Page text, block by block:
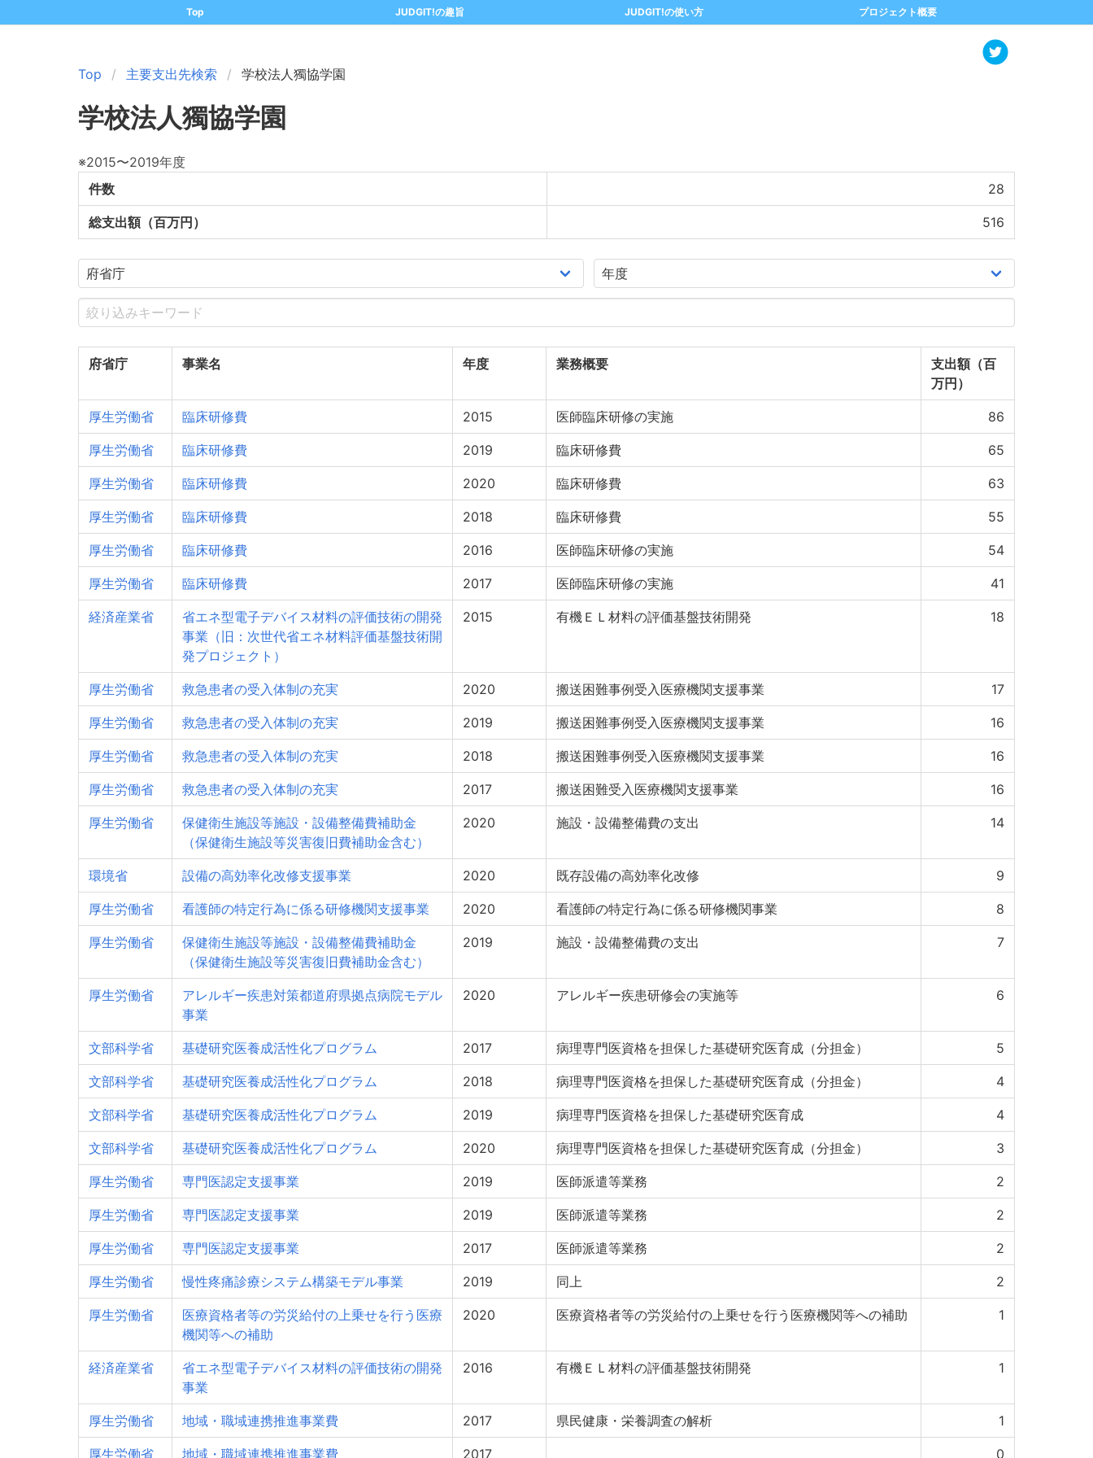
Top JUDGIT!の趣旨 JUDGIT!の使い方 プロジェクト概要
Top 主要支出先検索 学校法人獨協学園
学校法人獨協学園
※2015〜2019年度
件数
28
総支出額（百万円） 516
府省庁 事業名 年度 業務概要
支出額（百
万円）
厚生労働省 臨床研修費 2015 医師臨床研修の実施 86
厚生労働省 臨床研修費 2019 臨床研修費 65
厚生労働省 臨床研修費 2020 臨床研修費 63
厚生労働省 臨床研修費 2018 臨床研修費 55
厚生労働省 臨床研修費 2016 医師臨床研修の実施 54
厚生労働省 臨床研修費 2017 医師臨床研修の実施 41
経済産業省
省エネ型電子デバイス材料の評価技術の開発
事業（旧：次世代省エネ材料評価基盤技術開
発プロジェクト）
2015 有機ＥＬ材料の評価基盤技術開発 18
厚生労働省 救急患者の受入体制の充実 2020 搬送困難事例受入医療機関支援事業 17
厚生労働省 救急患者の受入体制の充実 2019 搬送困難事例受入医療機関支援事業 16
厚生労働省 救急患者の受入体制の充実 2018 搬送困難事例受入医療機関支援事業 16
厚生労働省 救急患者の受入体制の充実 2017 搬送困難受入医療機関支援事業 16
厚生労働省
保健衛生施設等施設・設備整備費補助金
（保健衛生施設等災害復旧費補助金含む）
2020 施設・設備整備費の支出 14
環境省 設備の高効率化改修支援事業 2020 既存設備の高効率化改修 9
厚生労働省 看護師の特定行為に係る研修機関支援事業 2020 看護師の特定行為に係る研修機関事業 8
厚生労働省
保健衛生施設等施設・設備整備費補助金
（保健衛生施設等災害復旧費補助金含む）
2019 施設・設備整備費の支出 7
厚生労働省
アレルギー疾患対策都道府県拠点病院モデル
事業
2020 アレルギー疾患研修会の実施等 6
文部科学省 基礎研究医養成活性化プログラム 2017 病理専門医資格を担保した基礎研究医育成（分担金） 5
文部科学省 基礎研究医養成活性化プログラム 2018 病理専門医資格を担保した基礎研究医育成（分担金） 4
文部科学省 基礎研究医養成活性化プログラム 2019 病理専門医資格を担保した基礎研究医育成 4
文部科学省 基礎研究医養成活性化プログラム 2020 病理専門医資格を担保した基礎研究医育成（分担金） 3
厚生労働省 専門医認定支援事業 2019 医師派遣等業務 2
厚生労働省 専門医認定支援事業 2019 医師派遣等業務 2
厚生労働省 専門医認定支援事業 2017 医師派遣等業務 2
厚生労働省 慢性疼痛診療システム構築モデル事業 2019 同上 2
厚生労働省
医療資格者等の労災給付の上乗せを行う医療
機関等への補助
2020 医療資格者等の労災給付の上乗せを行う医療機関等への補助 1
経済産業省
省エネ型電子デバイス材料の評価技術の開発
事業
2016 有機ＥＬ材料の評価基盤技術開発 1
厚生労働省 地域・職域連携推進事業費 2017 県民健康・栄養調査の解析 1
厚生労働省 地域・職域連携推進事業費 2017 0